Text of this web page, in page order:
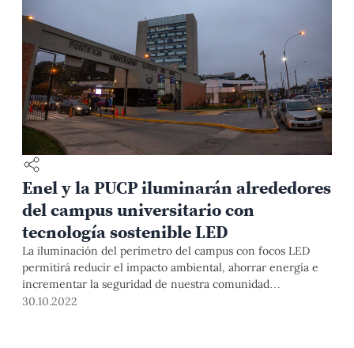
Enel y la PUCP iluminarán alrededores
del campus universitario con
tecnología sostenible LED
La iluminación del perímetro del campus con focos LED
permitirá reducir el impacto ambiental, ahorrar energía e
incrementar la seguridad de nuestra comunidad
universitaria y los transeúntes.
30.10.2022